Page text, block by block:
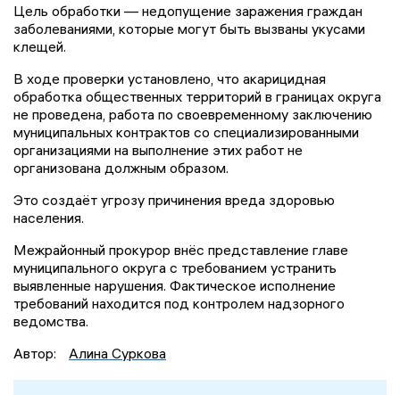
Цель обработки — недопущение заражения граждан
заболеваниями, которые могут быть вызваны укусами
клещей.
В ходе проверки установлено, что акарицидная
обработка общественных территорий в границах округа
не проведена, работа по своевременному заключению
муниципальных контрактов со специализированными
организациями на выполнение этих работ не
организована должным образом.
Это создаёт угрозу причинения вреда здоровью
населения.
Межрайонный прокурор внёс представление главе
муниципального округа с требованием устранить
выявленные нарушения. Фактическое исполнение
требований находится под контролем надзорного
ведомства.
Автор:
Алина Суркова